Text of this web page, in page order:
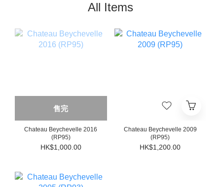
All Items
售完
Chateau Beychevelle 2016
(RP95)
HK$1,000.00
Chateau Beychevelle 2009
(RP95)
HK$1,200.00